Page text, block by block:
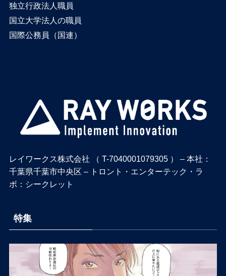
独立行政法人職員
国立大学法人の職員
国際公務員（国連）
レイワークス株式会社 （ T-7040001079305 ） – 本社：
千葉県千葉市中央区 – トロント・エンターテック・ラ
ボ：シークレット
特集